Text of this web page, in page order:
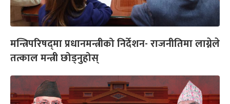
मन्त्रिपरिषद्‌मा प्रधानमन्त्रीको निर्देशन- राजनीतिमा लाग्नेले
तत्काल मन्त्री छोड्नुहोस्